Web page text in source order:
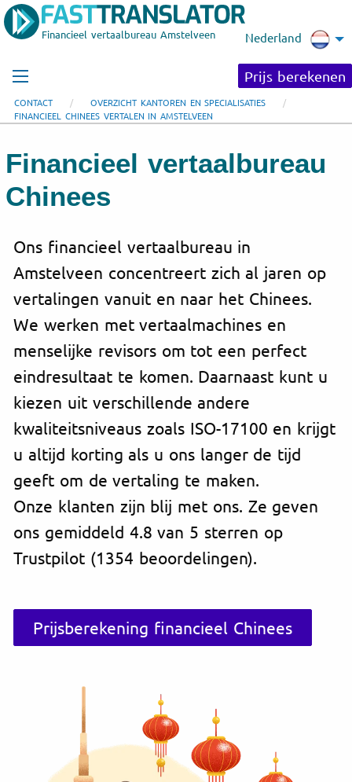
Financieel vertaalbureau Amstelveen Nederland
Prijs berekenen
CONTACT
OVERZICHT KANTOREN EN SPECIALISATIES
FINANCIEEL CHINEES VERTALEN IN AMSTELVEEN
Financieel vertaalbureau
Chinees
Ons financieel vertaalbureau in
Amstelveen concentreert zich al jaren op
vertalingen vanuit en naar het Chinees.
We werken met vertaalmachines en
menselijke revisors om tot een perfect
eindresultaat te komen. Daarnaast kunt u
kiezen uit verschillende andere
kwaliteitsniveaus zoals ISO-17100 en krijgt
u altijd korting als u ons langer de tijd
geeft om de vertaling te maken.
Onze klanten zijn blij met ons. Ze geven
ons gemiddeld 4.8 van 5 sterren op
Trustpilot (1354 beoordelingen).
Prijsberekening financieel Chinees